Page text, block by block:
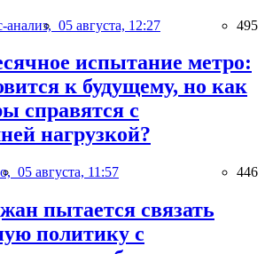
анализ, 05 августа, 12:27 495
испытание метро:
к будущему, но как
справятся с
нагрузкой?
05 августа, 11:57 446
пытается связать
политику с